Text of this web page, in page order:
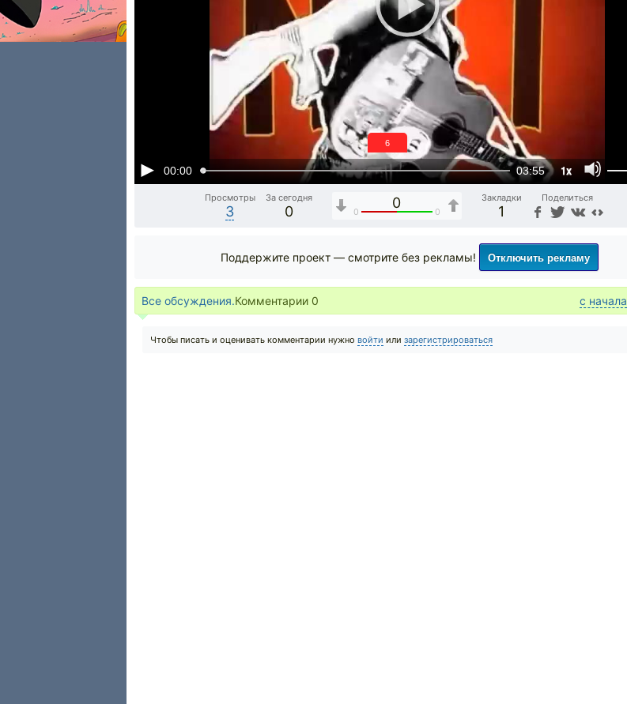
00:00 03:55 1x
6
Просмотры
3
За сегодня
0
0
0 0
Закладки
1
Поделиться
Поддержите проект — смотрите без рекламы! Отключить рекламу
Все обсуждения.Комментарии 0 с начала
Чтобы писать и оценивать комментарии нужно войти или зарегистрироваться